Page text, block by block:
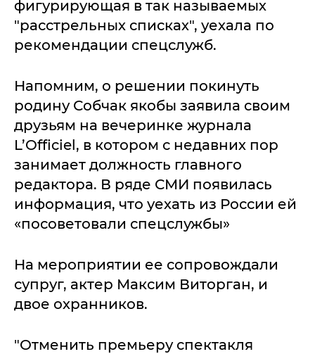
фигурирующая в так называемых
"расстрельных списках", уехала по
рекомендации спецслужб.
Напомним, о решении покинуть
родину Собчак якобы заявила своим
друзьям на вечеринке журнала
L’Officiel, в котором с недавних пор
занимает должность главного
редактора. В ряде СМИ появилась
информация, что уехать из России ей
«посоветовали спецслужбы»
На мероприятии ее сопровождали
супруг, актер Максим Виторган, и
двое охранников.
"Отменить премьеру спектакля